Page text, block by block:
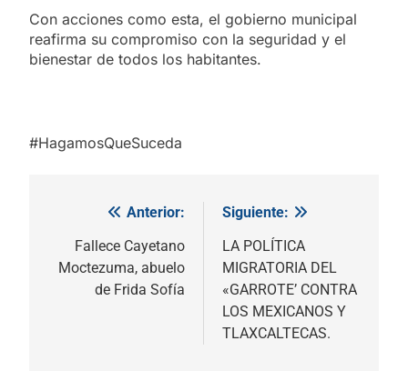
Con acciones como esta, el gobierno municipal
reafirma su compromiso con la seguridad y el
bienestar de todos los habitantes.
#HagamosQueSuceda
Navegación
entradas
Anterior:
Fallece Cayetano
Moctezuma, abuelo
de Frida Sofía
Siguiente:
LA POLÍTICA
MIGRATORIA DEL
«GARROTE’ CONTRA
LOS MEXICANOS Y
TLAXCALTECAS.